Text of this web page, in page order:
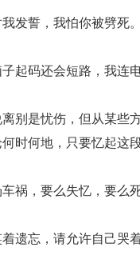
发誓，我怕你被劈死。
起码还会短路，我连
离别是忧伤，但从某些
时何地，只要忆起这
祸，要么失忆，要么
遗忘，请允许自己哭着